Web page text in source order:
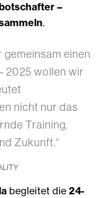
–
.
einen
2025 wollen wir
nicht nur das
Training,
Zukunft.“
begleitet die 24-